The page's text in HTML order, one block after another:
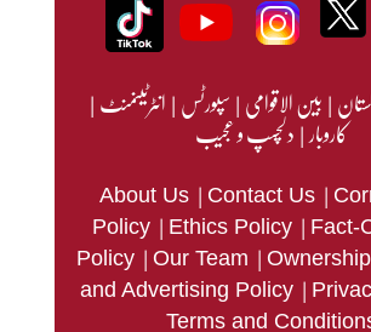
|بین الاقوامی|سپورٹس|انٹرٹینمنٹ|
کاروبار|دلچسپ و عجیب
About Us | Contact Us |
Policy | Ethics Policy | Fact-
Policy | Our Team |
and Advertising Policy |
Terms and